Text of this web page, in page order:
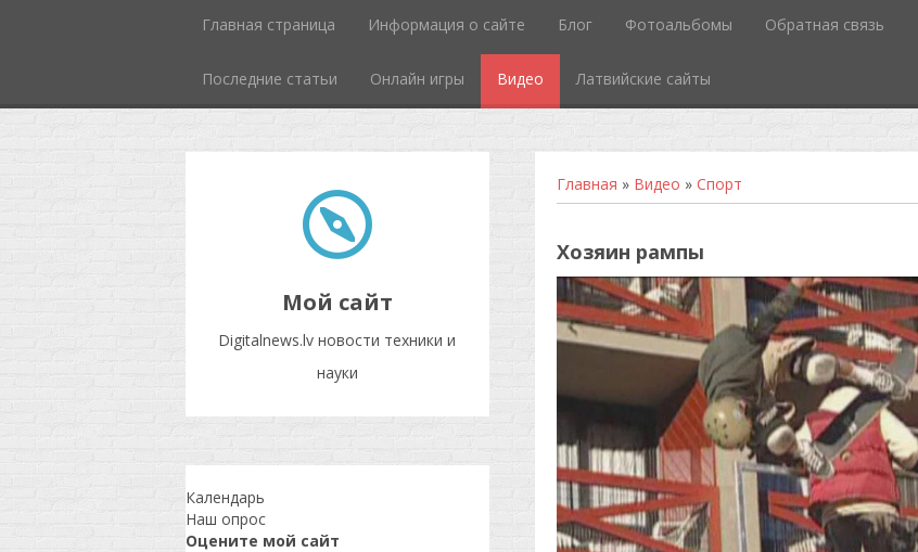
Главная страница Информация о сайте Блог Фотоальбомы Обратная связь
Последние статьи Онлайн игры Видео Латвийские сайты
Мой сайт
Digitalnews.lv новости техники и
науки
Главная » Видео » Спорт
Хозяин рампы
Календарь
Наш опрос
Оцените мой сайт